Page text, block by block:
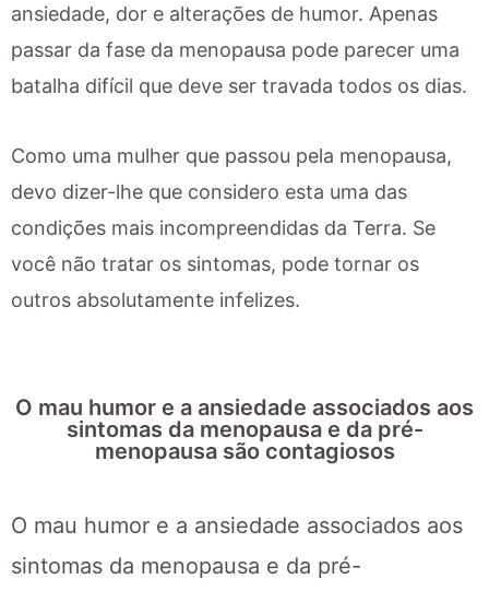
ansiedade, dor e alterações de humor. Apenas
passar da fase da menopausa pode parecer uma
batalha difícil que deve ser travada todos os dias.
Como uma mulher que passou pela menopausa,
devo dizer-lhe que considero esta uma das
condições mais incompreendidas da Terra. Se
você não tratar os sintomas, pode tornar os
outros absolutamente infelizes.
O mau humor e a ansiedade associados aos
sintomas da menopausa e da pré-
menopausa são contagiosos
O mau humor e a ansiedade associados aos
sintomas da menopausa e da pré-